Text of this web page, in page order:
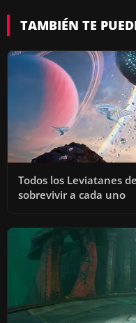
TAMBIÉN TE
Todos los Leviatanes
sobrevivir a cada uno